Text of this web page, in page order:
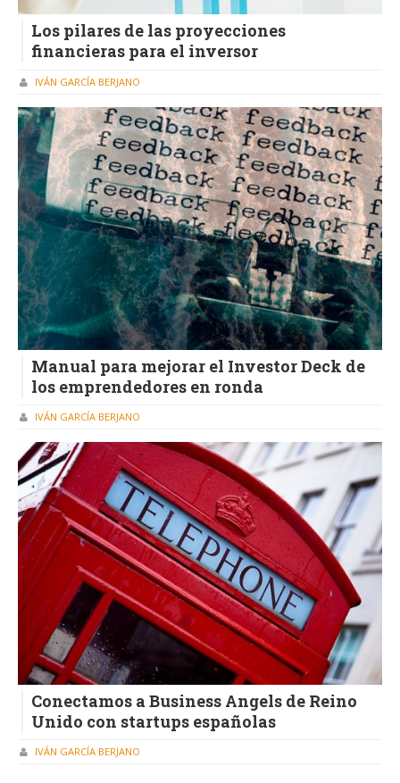
Los pilares de las proyecciones
financieras para el inversor
IVÁN GARCÍA BERJANO
Manual para mejorar el Investor Deck de
los emprendedores en ronda
IVÁN GARCÍA BERJANO
Conectamos a Business Angels de Reino
Unido con startups españolas
IVÁN GARCÍA BERJANO